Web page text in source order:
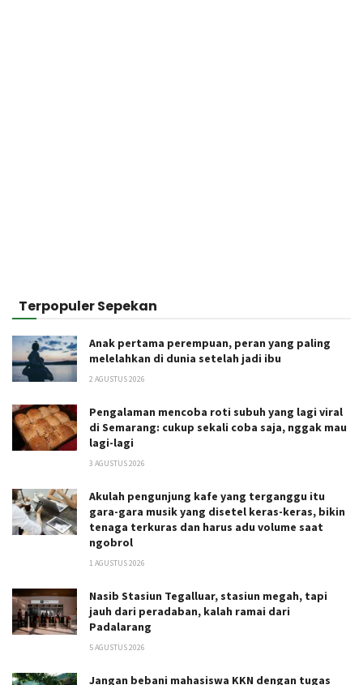
Terpopuler Sepekan
Anak pertama perempuan, peran yang paling
melelahkan di dunia setelah jadi ibu
2 AGUSTUS 2026
Pengalaman mencoba roti subuh yang lagi viral
di Semarang: cukup sekali coba saja, nggak mau
lagi-lagi
3 AGUSTUS 2026
Akulah pengunjung kafe yang terganggu itu
gara-gara musik yang disetel keras-keras, bikin
tenaga terkuras dan harus adu volume saat
ngobrol
1 AGUSTUS 2026
Nasib Stasiun Tegalluar, stasiun megah, tapi
jauh dari peradaban, kalah ramai dari
Padalarang
5 AGUSTUS 2026
Jangan bebani mahasiswa KKN dengan tugas